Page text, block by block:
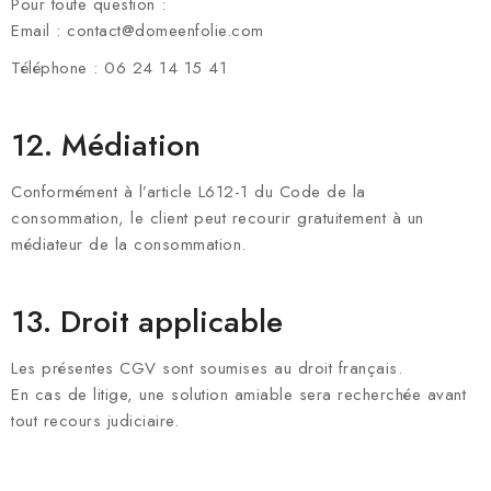
Email : contact@domeenfolie.com
Téléphone : 06 24 14 15 41
12. Médiation
Conformément à l’article L612-1 du Code de la
consommation, le client peut recourir gratuitement à un
médiateur de la consommation.
13. Droit applicable
Les présentes CGV sont soumises au droit français.
En cas de litige, une solution amiable sera recherchée avant
tout recours judiciaire.